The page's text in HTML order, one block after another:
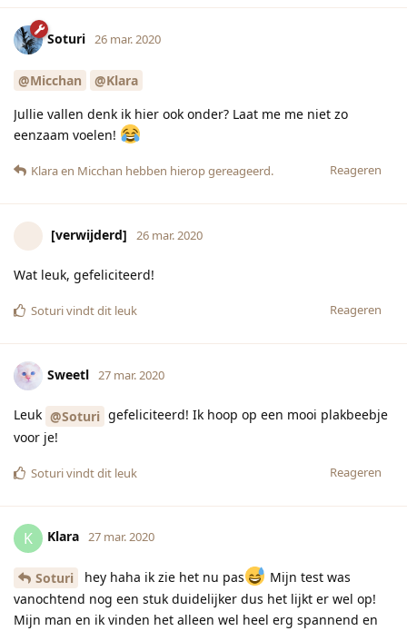
Soturi 26 mar. 2020
@Micchan
@Klara
Jullie vallen denk ik hier ook onder? Laat me me niet zo
eenzaam voelen!
Reageren
Klaraen Micchan hebben hierop gereageerd.
[verwijderd] 26 mar. 2020
Wat leuk, gefeliciteerd!
Reageren
Soturivindt dit leuk
Sweetl 27 mar. 2020
Leuk @Soturi gefeliciteerd! Ik hoop op een mooi plakbeebje
voor je!
Reageren
Soturivindt dit leuk
K Klara 27 mar. 2020
Soturi hey haha ik zie het nu pas
Mijn test was
vanochtend nog een stuk duidelijker dus het lijkt er wel op!
Mijn man en ik vinden het alleen wel heel erg spannend en